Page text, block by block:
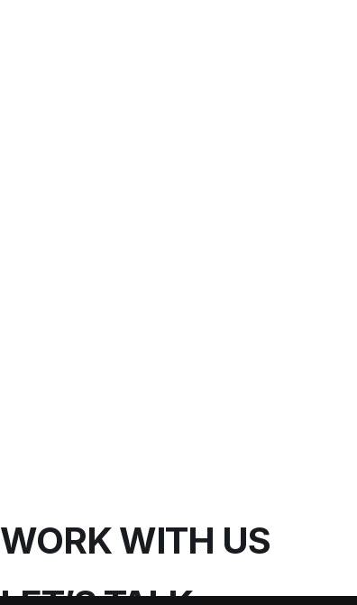
WORK WITH US